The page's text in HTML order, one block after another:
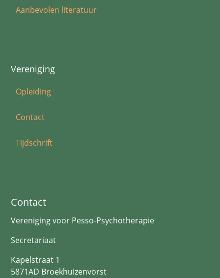
Aanbevolen literatuur
Vereniging
Opleiding
Contact
Tijdschrift
Contact
Vereniging voor Pesso-Psychotherapie
Secretariaat
Kapelstraat 1
5871AD Broekhuizenvorst